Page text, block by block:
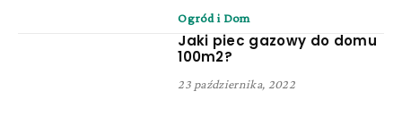
Ogród i Dom
Jaki piec gazowy do domu
100m2?
23 października, 2022